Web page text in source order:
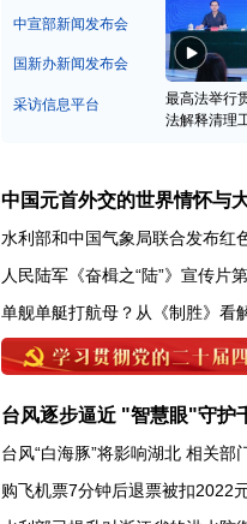
中宣部新闻发布会
国新办新闻发布会
采访信息平台
最高法举行
法解释清理
中国元首外交的世界情怀与
水利部和中国气象局联合发布红
人民陆军《奋楫之“陆”》宣传片
单舰单艇打航母？从《制胜》看
台风逐步逼近 "智慧眼"守护
台风“白海豚”将影响湖北 相关部
购飞机票7分钟后退票被扣2022